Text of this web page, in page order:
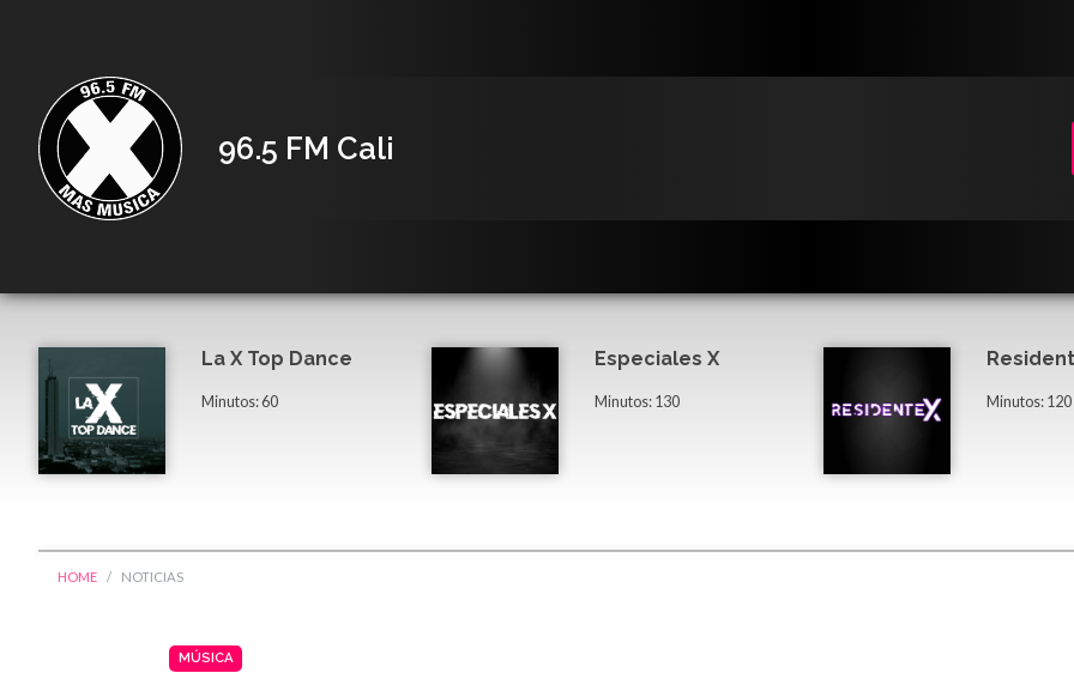
96.5 FM Cali
La X Top Dance
Minutos: 60
Especiales X
Minutos: 130 Minutos: 120
HOME NOTICIAS
MÚSICA